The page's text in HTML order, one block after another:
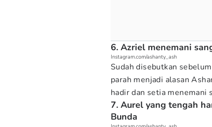
6. Azriel menemani
Instagram.com/ashanty_ash
Sudah disebutkan
parah menjadi alasan
hadir dan setia menemani
7. Aurel yang tengah
Bunda